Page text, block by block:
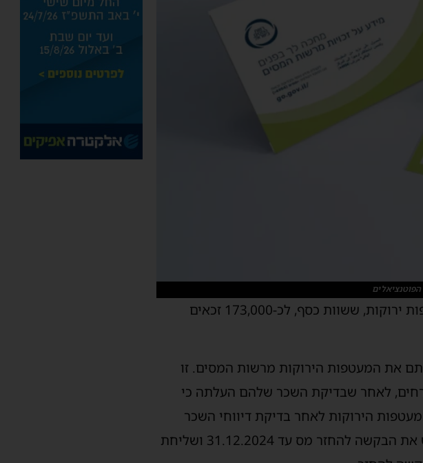
רשות המסים שלחה מעטפות ירוקות, ששוות כסף, לכ-173,000 זכאים
לביתם את המעטפות הירוקות מרשות המסים. זו
לאחר שבדיקת השכר שלהם העלתה כי
הירוקות לאחר בדיקת דיווחי השכר
לשנת 2018. מקבלי המעטפות הירוקות לשנת 2018 יכולים להגיש את הבקשה להחזר מס עד 31.12.2024 ושליחת